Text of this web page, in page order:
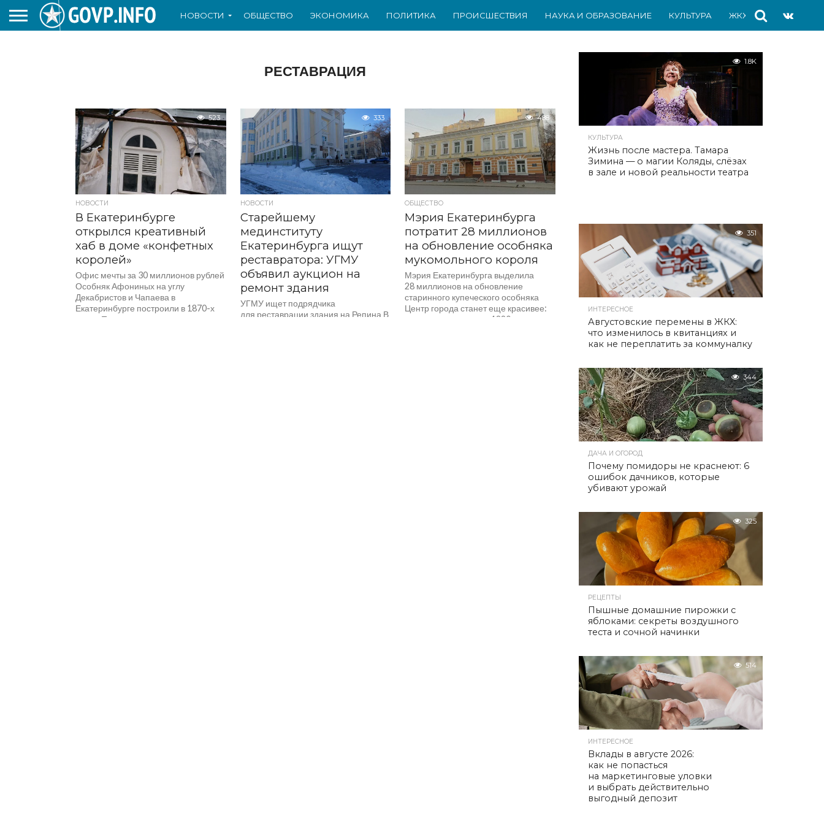
НОВОСТИ ОБЩЕСТВО ЭКОНОМИКА ПОЛИТИКА ПРОИСШЕСТВИЯ НАУКА И ОБРАЗОВАНИЕ КУЛЬТУРА ЖКХ СПОРТ
РЕСТАВРАЦИЯ
523
НОВОСТИ
В Екатеринбурге
открылся креативный
хаб в доме «конфетных
королей»
Офис мечты за 30 миллионов рублей
Особняк Афониных на углу
Декабристов и Чапаева в
Екатеринбурге построили в 1870-х
годах. После года реставрации...
333
НОВОСТИ
Старейшему
мединституту
Екатеринбурга ищут
реставратора: УГМУ
объявил аукцион на
ремонт здания
УГМУ ищет подрядчика
для реставрации здания на Репина В
488
ОБЩЕСТВО
Мэрия Екатеринбурга
потратит 28 миллионов
на обновление особняка
мукомольного короля
Мэрия Екатеринбурга выделила
28 миллионов на обновление
старинного купеческого особняка
Центр города станет еще красивее:
историческое здание 1880-х годов
1.8K
КУЛЬТУРА
Жизнь после мастера. Тамара
Зимина — о магии Коляды, слёзах
в зале и новой реальности театра
351
ИНТЕРЕСНОЕ
Августовские перемены в ЖКХ:
что изменилось в квитанциях и
как не переплатить за коммуналку
344
ДАЧА И ОГОРОД
Почему помидоры не краснеют: 6
ошибок дачников, которые
убивают урожай
325
РЕЦЕПТЫ
Пышные домашние пирожки с
яблоками: секреты воздушного
теста и сочной начинки
514
ИНТЕРЕСНОЕ
Вклады в августе 2026:
как не попасться
на маркетинговые уловки
и выбрать действительно
выгодный депозит